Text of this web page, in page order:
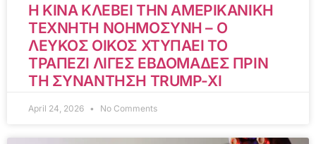
Η ΚΙΝΑ ΚΛΕΒΕΙ ΤΗΝ ΑΜΕΡΙΚΑΝΙΚΗ
ΤΕΧΝΗΤΗ ΝΟΗΜΟΣΥΝΗ – Ο
ΛΕΥΚΟΣ ΟΙΚΟΣ ΧΤΥΠΑΕΙ ΤΟ
ΤΡΑΠΕΖΙ ΛΙΓΕΣ ΕΒΔΟΜΑΔΕΣ ΠΡΙΝ
ΤΗ ΣΥΝΑΝΤΗΣΗ TRUMP-XI
April 24, 2026 No Comments